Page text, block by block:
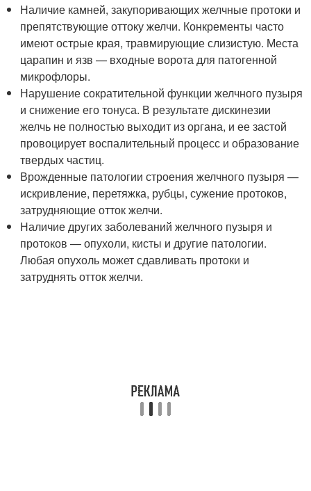
Наличие камней, закупоривающих желчные протоки и
препятствующие оттоку желчи. Конкременты часто
имеют острые края, травмирующие слизистую. Места
царапин и язв — входные ворота для патогенной
микрофлоры.
Нарушение сократительной функции желчного пузыря
и снижение его тонуса. В результате дискинезии
желчь не полностью выходит из органа, и ее застой
провоцирует воспалительный процесс и образование
твердых частиц.
Врожденные патологии строения желчного пузыря —
искривление, перетяжка, рубцы, сужение протоков,
затрудняющие отток желчи.
Наличие других заболеваний желчного пузыря и
протоков — опухоли, кисты и другие патологии.
Любая опухоль может сдавливать протоки и
затруднять отток желчи.